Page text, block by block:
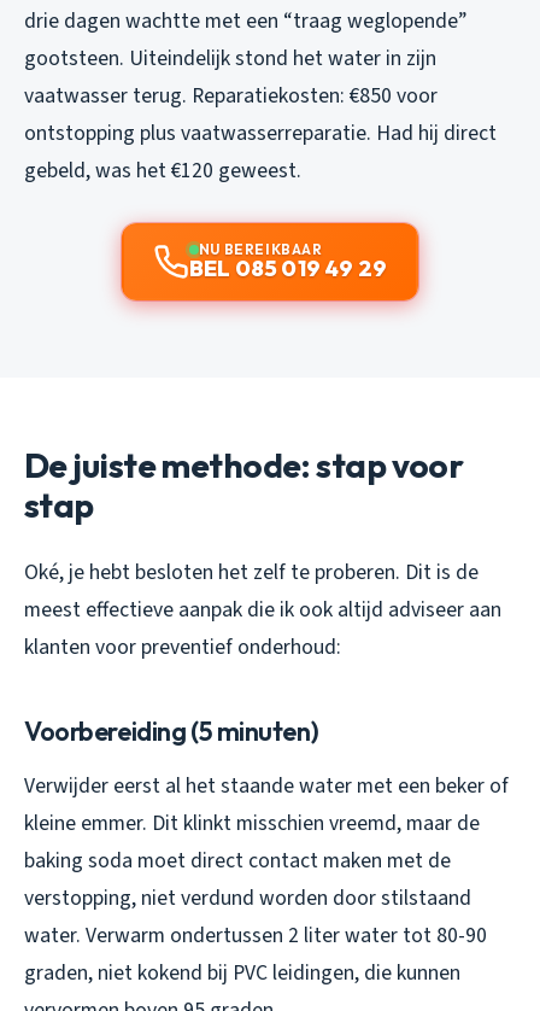
drie dagen wachtte met een “traag weglopende”
gootsteen. Uiteindelijk stond het water in zijn
vaatwasser terug. Reparatiekosten: €850 voor
ontstopping plus vaatwasserreparatie. Had hij direct
gebeld, was het €120 geweest.
NU BEREIKBAAR
BEL 085 019 49 29
De juiste methode: stap voor
stap
Oké, je hebt besloten het zelf te proberen. Dit is de
meest effectieve aanpak die ik ook altijd adviseer aan
klanten voor preventief onderhoud:
Voorbereiding (5 minuten)
Verwijder eerst al het staande water met een beker of
kleine emmer. Dit klinkt misschien vreemd, maar de
baking soda moet direct contact maken met de
verstopping, niet verdund worden door stilstaand
water. Verwarm ondertussen 2 liter water tot 80-90
graden, niet kokend bij PVC leidingen, die kunnen